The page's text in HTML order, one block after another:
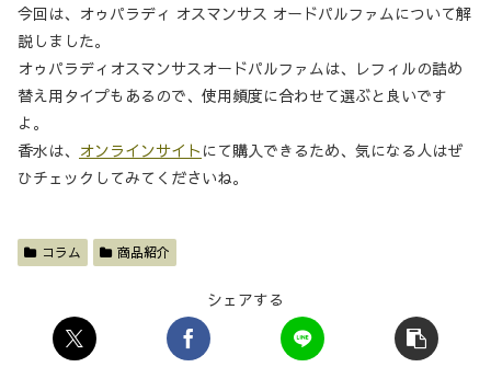
今回は、オゥパラディ オスマンサス オードパルファムについて解
説しました。
オゥパラディオスマンサスオードパルファムは、レフィルの詰め
替え用タイプもあるので、使用頻度に合わせて選ぶと良いです
よ。
香水は、 オンラインサイト にて購入できるため、気になる人はぜ
ひチェックしてみてくださいね。
コラム 商品紹介
シェアする